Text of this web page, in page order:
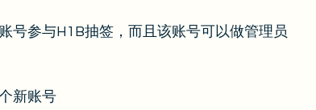
号参与H1B抽签，而且该账号可以做管理员
新账号